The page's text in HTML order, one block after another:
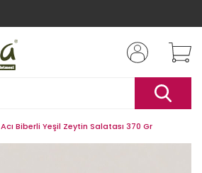
Acı Biberli Yeşil Zeytin Salatası 370 Gr